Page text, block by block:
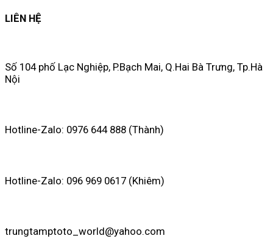
LIÊN HỆ
Số 104 phố Lạc Nghiệp, P.Bạch Mai, Q.Hai Bà Trưng, Tp.Hà
Nội
Hotline-Zalo: 0976 644 888 (Thành)
Hotline-Zalo: 096 969 0617 (Khiêm)
trungtamptoto_world@yahoo.com